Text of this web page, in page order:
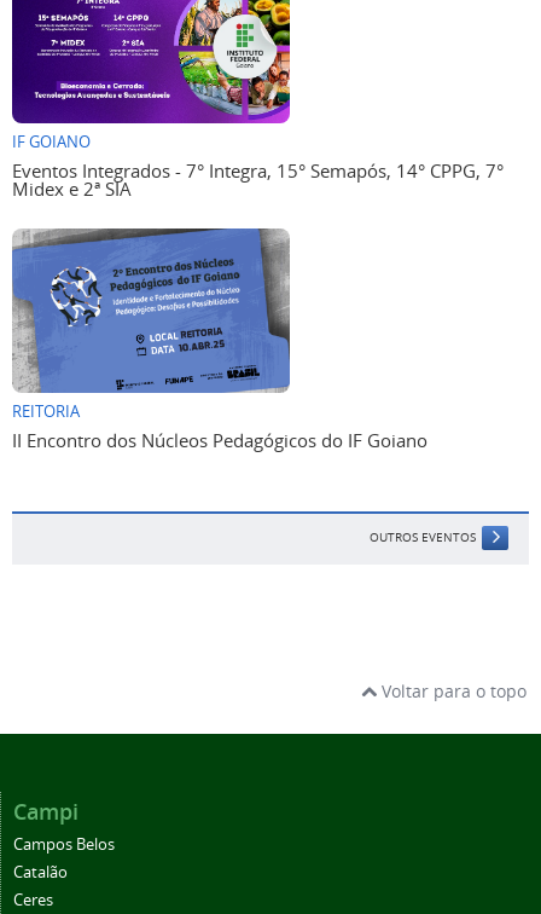
IF GOIANO
Eventos Integrados - 7° Integra, 15° Semapós, 14° CPPG, 7°
Midex e 2ª SIA
REITORIA
II Encontro dos Núcleos Pedagógicos do IF Goiano
OUTROS EVENTOS
Voltar para o topo
Campi
Campos Belos
Catalão
Ceres